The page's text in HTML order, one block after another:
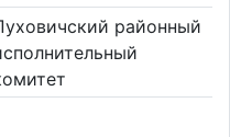
районный